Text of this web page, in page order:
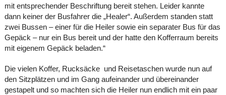
mit entsprechender Beschriftung bereit stehen. Leider kannte
dann keiner der Busfahrer die „Healer“. Außerdem standen statt
zwei Bussen – einer für die Heiler sowie ein separater Bus für das
Gepäck – nur ein Bus bereit und der hatte den Kofferraum bereits
mit eigenem Gepäck beladen.“
Die vielen Koffer, Rucksäcke und Reisetaschen wurde nun auf
den Sitzplätzen und im Gang aufeinander und übereinander
gestapelt und so machten sich die Heiler nun endlich mit ein paar